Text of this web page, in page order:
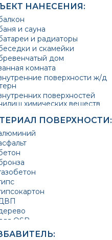
НАНЕСЕНИЯ:
и сауна
и радиаторы
и скамейки
дом
комната
поверхности ж/д
поверхностей
химических веществ
системы
сооружения
транспорт
вагоны
металлические
двигателей
детали машин
автомобилей
ПОВЕРХНОСТИ:
для OSB
бетона